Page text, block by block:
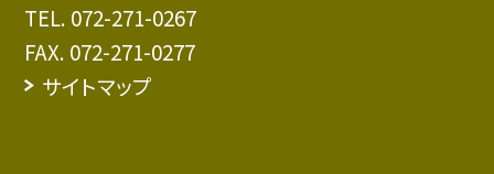
TEL. 072-271-0267
FAX. 072-271-0277
サイトマップ